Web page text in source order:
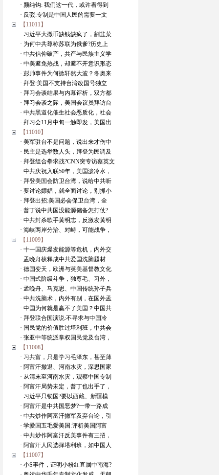
· 颜纯钩: 我们这一代，或许看得到
· 反驳:专制是中国人民的需要一文
【11011】
· 习近平大撒币缺钱缺疯了，割韭菜
· 为何中共尊称苏联为俄爹?历史上
· 中共信仰破产，共产与民族主义学
· 中美避免热战，却避不开意识形态
· 彭帅事件为何掀轩然大波？冬奥来
· 拜登:美国不支持台湾改国号独立
· 拜习会谈结果与内幕评析，双方都
· 拜习会谈之际，美国会议员拜访台
· 中共黑道化催生社会恶质化，社会
· 拜习会11月中旬一触即发，美国出
【11010】
· 美军驻台不是问题，说出来才伤中
· 民主是选举数人头，拜登为民调及
· 拜登组合拳求战?CNN突专访蔡英文
· 中共庆祝入联50年，美国泼冷水，
· 拜登美国会防卫台湾，说给中共听
· 要讨论嫖娼，就全面讨论，别抓小
· 拜登出招:美国必会保卫台湾，全
· 普丁说中共国没能源储备怎打仗?
· 中共封杀歌手黄明志，反激发黄明
· 海峡两岸分治、对峙，可能战争，
【11009】
· 十一国庆爆发能源等危机，内外交
· 孟晚舟获释成中共爱国洗脑题材
· 德国变天，欧洲与英美基督教文化
· 中国式阶级斗争，独尊毛、习外，
· 孟晚舟、马克思、中国传统孙子兵
· 中共洗脑术，内外有别，在国外孟
· 中国为何就是赢不了美国？中国共
· 拜登联合国演说:不寻求与中国冷
· 国民党的价值胜过塔利班，中共会
· 张亚中等统派掌权国民党及台湾，
【11008】
· 习共富，只是学习毛泽东，甚至薄
· 阿富汗撤退、河南水灾，深思国家
· 从清末至河南水灾，观察中国专制
· 阿富汗局势未定，普丁也出手了，
· 习近平只锁国?要以西藏、新疆模
· 阿富汗是中共国恶梦?一带一路成
· 中共炒作阿富汗撤军及弃台论，引
· 学爱国五毛爱美国:评析美国阿富
· 中共炒作阿富汗反美事件有三招，
· 阿富汗人民选择塔利班，如中国人
【11007】
· 小S事件，证明小粉红直属中南海?